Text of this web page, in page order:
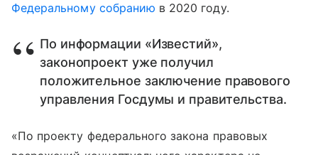
Федеральному собранию в 2020 году.
По информации «Известий»,
законопроект уже получил
положительное заключение правового
управления Госдумы и правительства.
«По проекту федерального закона правовых